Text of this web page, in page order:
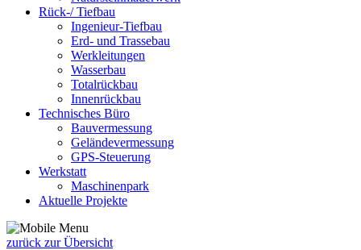
Rück-/ Tiefbau
Ingenieur-Tiefbau
Erd- und Trassebau
Werkleitungen
Wasserbau
Totalrückbau
Innenrückbau
Technisches Büro
Bauvermessung
Geländevermessung
GPS-Steuerung
Werkstatt
Maschinenpark
Aktuelle Projekte
zurück zur Übersicht